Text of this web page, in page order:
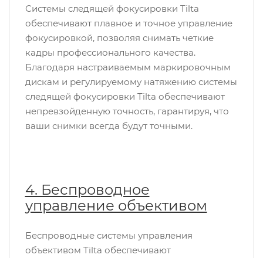
Системы следящей фокусировки Tilta
обеспечивают плавное и точное управление
фокусировкой, позволяя снимать четкие
кадры профессионального качества.
Благодаря настраиваемым маркировочным
дискам и регулируемому натяжению системы
следящей фокусировки Tilta обеспечивают
непревзойденную точность, гарантируя, что
ваши снимки всегда будут точными.
4. Беспроводное
управление объективом
Беспроводные системы управления
объективом Tilta обеспечивают